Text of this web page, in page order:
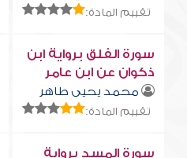
تقييم المادة:
سورة الفلق برواية ابن
ذكوان عن ابن عامر
محمد يحيى طاهر
تقييم المادة:
سورة المسد برواية